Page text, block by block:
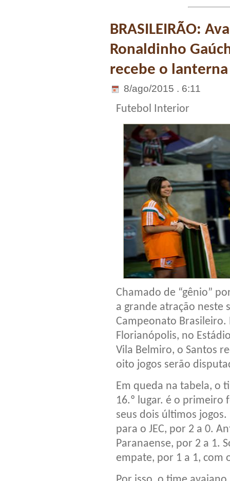
BRASILEIRÃO:
Ronaldinho
recebe o
8/ago/2015 . 6:11
Futebol Interior
Chamado de “gênio”
a grande atração neste
Campeonato Brasileiro.
Florianópolis, no
Vila Belmiro, o Santos
oito jogos serão
Em queda na tabela, o
16.º lugar. é o primeiro
seus dois últimos
para o JEC, por 2 a 0.
Paranaense, por 2 a 1.
empate, por 1 a 1, com